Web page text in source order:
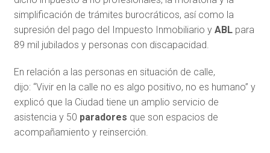
simplificación de trámites burocráticos, así como la
supresión del pago del Impuesto Inmobiliario y ABLpara
89 mil jubilados y personas con discapacidad.
En relación a las personas en situación de calle,
dijo: “Vivir en la calle no es algo positivo, no es humano” y
explicó que la Ciudad tiene un amplio servicio de
asistencia y 50 paradores que son espacios de
acompañamiento y reinserción.